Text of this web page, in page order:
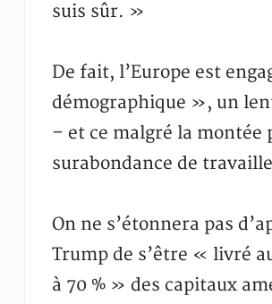
suis sûr. »
De fait, l’Europe est
démographique », un
– et ce malgré la
surabondance de
On ne s’étonnera pas
Trump de s’être « livré
à 70 % » des capitaux